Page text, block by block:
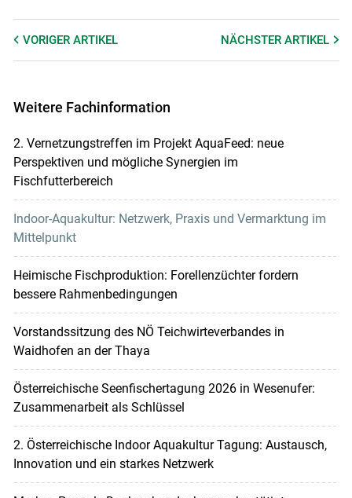
VORIGER ARTIKEL NÄCHSTERARTIKEL
Weitere Fachinformation
2. Vernetzungstreffen im Projekt AquaFeed: neue
Perspektiven und mögliche Synergien im
Fischfutterbereich
Indoor-Aquakultur: Netzwerk, Praxis und Vermarktung im
Mittelpunkt
Heimische Fischproduktion: Forellenzüchter fordern
bessere Rahmenbedingungen
Vorstandssitzung des NÖ Teichwirteverbandes in
Waidhofen an der Thaya
Österreichische Seenfischertagung 2026 in Wesenufer:
Zusammenarbeit als Schlüssel
2. Österreichische Indoor Aquakultur Tagung: Austausch,
Innovation und ein starkes Netzwerk